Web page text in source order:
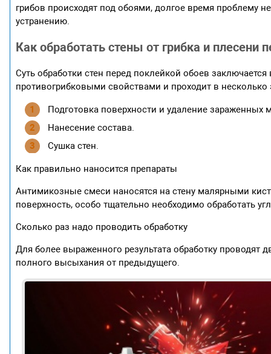
грибов происходят под обоями, долгое время проблему
устранению.
Как обработать стены от грибка и плесени
Суть обработки стен перед поклейкой обоев
противогрибковыми свойствами и проходит в несколько
Подготовка поверхности и удаление зараженных
Нанесение состава.
Сушка стен.
Как правильно наносится препараты
Антимикозные смеси наносятся на стену малярными
поверхность, особо тщательно необходимо обработать
Сколько раз надо проводить обработку
Для более выраженного результата обработку проводят
полного высыхания от предыдущего.